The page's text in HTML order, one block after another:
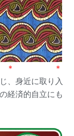
＊
、身近に取り入
経済的自立にも